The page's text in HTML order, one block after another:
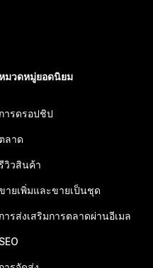
มวดหมู่ยอดนิยม
การดรอปชิป
ตลาด
วิวสินค้า
ายเพิ่มและขายเป็นชุด
การส่งเสริมการตลาดผ่านอีเมล
SEO